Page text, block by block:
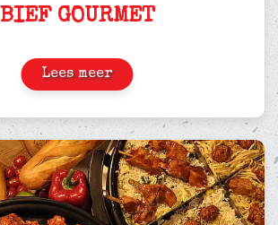
BIEF GOURMET
Lees meer